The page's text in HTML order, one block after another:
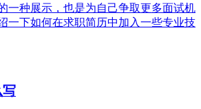
一种展示，也是为自己争取更多面试机
一下如何在求职简历中加入一些专业技
写